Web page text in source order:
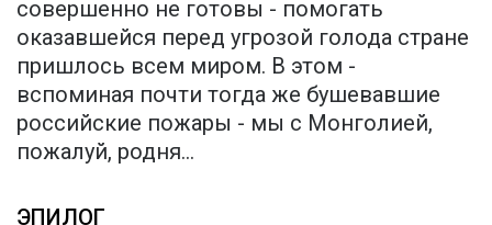
совершенно не готовы - помогать
оказавшейся перед угрозой голода стране
пришлось всем миром. В этом -
вспоминая почти тогда же бушевавшие
российские пожары - мы с Монголией,
пожалуй, родня...
ЭПИЛОГ